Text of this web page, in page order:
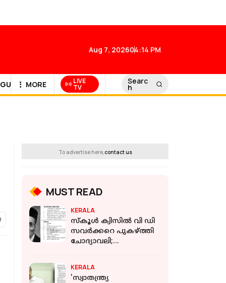
Aug 7, 202604:14 PM
GULF NEWS
MORE LIVE
TV
Searc
h
To advertise here,contact us
MUST READ
KERALA
സ്‌കൂള്‍ ക്വിസില്‍ വി ഡി
സവര്‍ക്കറെ പുകഴ്ത്തി
ചോദ്യാവലി;
നല്‍കിയ ചോദ്യം
KERALA
'സ്വാതന്ത്ര്യ